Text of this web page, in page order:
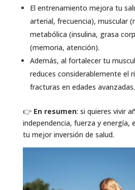
El entrenamiento mejora tu
arterial, frecuencia), muscular
metabólica (insulina, grasa
(memoria, atención).
Además, al fortalecer tu
reduces considerablemente el
fracturas en edades avanzadas.
👉 En resumen: si quieres vivir
independencia, fuerza y energía,
tu mejor inversión de salud.